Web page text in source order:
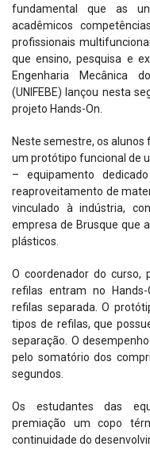
fundamental que as
acadêmicos
profissionais
que ensino, pesquisa e
Engenharia Mecânica
(UNIFEBE) lançou nesta
projeto Hands-On.
Neste semestre, os
um protótipo funcional de
– equipamento
reaproveitamento de
vinculado à indústria,
empresa de Brusque que
plásticos.
O coordenador do curso,
refilas entram no
refilas separada. O
tipos de refilas, que
separação. O
pelo somatório dos
segundos.
Os estudantes das
premiação um copo
continuidade do